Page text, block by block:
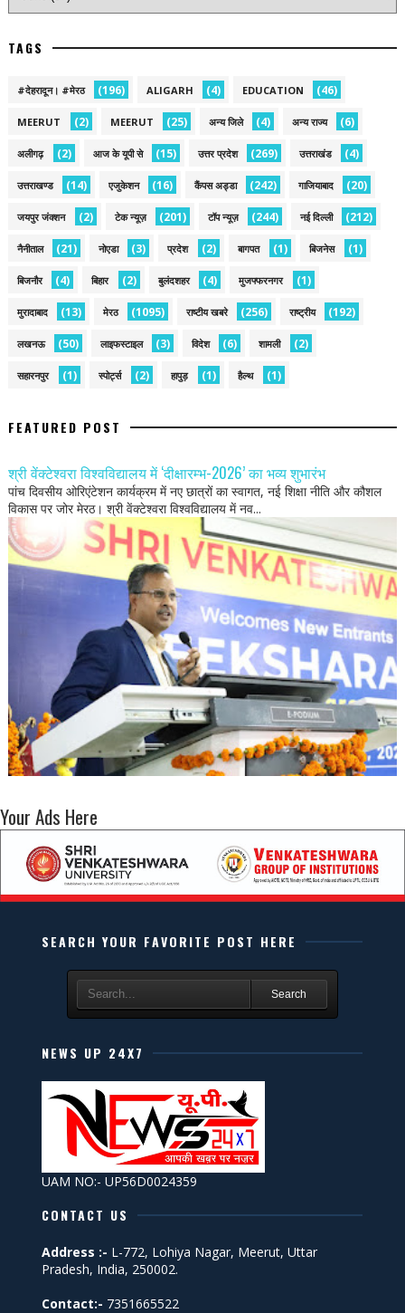
TAGS
#देहरादून। #मेरठ (196) ALIGARH (4) EDUCATION (46)
MEERUT (2) MEERUT (25) अन्य जिले (4) अन्य राज्य (6)
अलीगढ़ (2) आज के यूपी से (15) उत्तर प्रदेश (269) उत्तराखंड (4)
उत्तराखण्ड (14) एजुकेशन (16) कैंपस अड्डा (242) गाजियाबाद (20)
जयपुर जंक्शन (2) टेक न्यूज़ (201) टॉप न्यूज़ (244) नई द‍िल्ली (212)
नैनीताल (21) नोएडा (3) प्रदेश (2) बागपत (1) बिजनेस (1)
बिजनौर (4) बिहार (2) बुलंदशहर (4) मुजफ्फरनगर (1)
मुरादाबाद (13) मेरठ (1095) राष्टीय खबरे (256) राष्ट्रीय (192)
लखनऊ (50) लाइफस्टाइल (3) विदेश (6) शामली (2)
सहारनपुर (1) स्पोर्ट्स (2) हापुड़ (1) हैल्थ (1)
FEATURED POST
श्री वेंक्टेश्वरा विश्वविद्यालय में ‘दीक्षारम्भ-2026’ का भव्य शुभारंभ
पांच दिवसीय ओरिएंटेशन कार्यक्रम में नए छात्रों का स्वागत, नई शिक्षा नीति और कौशल
विकास पर जोर मेरठ। श्री वेंक्टेश्वरा विश्वविद्यालय में नव...
Your Ads Here
SEARCH YOUR FAVORITE POST HERE
Search
NEWS UP 24X7
UAM NO:- UP56D0024359
CONTACT US
Address :- L-772, Lohiya Nagar, Meerut, Uttar
Pradesh, India, 250002.
Contact:- 7351665522